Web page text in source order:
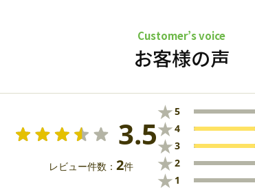
Customer’s voice
お客様の声
3.5
レビュー件数： 2件
★5
★4
★3
★2
★ 1